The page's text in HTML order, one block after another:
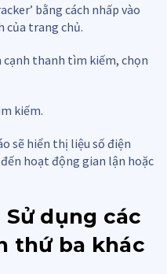
bằng cách nhấp vào
của trang chủ.
cạnh thanh tìm kiếm, chọn
kiếm.
sẽ hiển thị liệu số điện
hoạt động gian lận hoặc
dụng các
thứ ba khác